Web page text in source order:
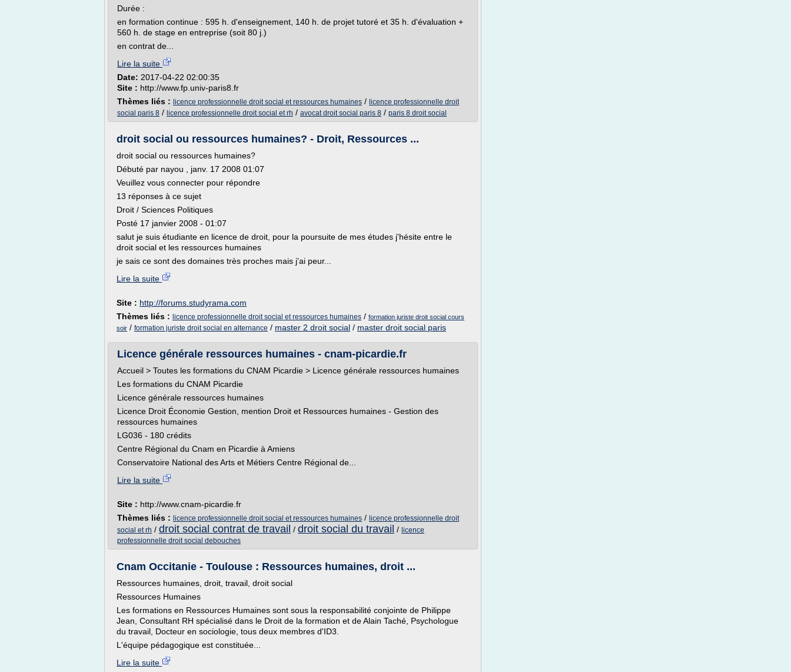
Durée :
en formation continue : 595 h. d'enseignement, 140 h. de projet tutoré et 35 h. d'évaluation +
560 h. de stage en entreprise (soit 80 j.)
en contrat de...
Lire la suite
Date: 2017-04-22 02:00:35
Site : http://www.fp.univ-paris8.fr
Thèmes liés : licence professionnelle droit social et ressources humaines / licence professionnelle droit
social paris 8 / licence professionnelle droit social et rh / avocat droit social paris 8 / paris 8 droit social
droit social ou ressources humaines? - Droit, Ressources ...
droit social ou ressources humaines?
Débuté par nayou , janv. 17 2008 01:07
Veuillez vous connecter pour répondre
13 réponses à ce sujet
Droit / Sciences Politiques
Posté 17 janvier 2008 - 01:07
salut je suis étudiante en licence de droit, pour la poursuite de mes études j'hésite entre le
droit social et les ressources humaines
je sais ce sont des domaines très proches mais j'ai peur...
Lire la suite
Site : http://forums.studyrama.com
Thèmes liés : licence professionnelle droit social et ressources humaines / formation juriste droit social cours
soir / formation juriste droit social en alternance / master 2 droit social / master droit social paris
Licence générale ressources humaines - cnam-picardie.fr
Accueil > Toutes les formations du CNAM Picardie > Licence générale ressources humaines
Les formations du CNAM Picardie
Licence générale ressources humaines
Licence Droit Économie Gestion, mention Droit et Ressources humaines - Gestion des
ressources humaines
LG036 - 180 crédits
Centre Régional du Cnam en Picardie à Amiens
Conservatoire National des Arts et Métiers Centre Régional de...
Lire la suite
Site : http://www.cnam-picardie.fr
Thèmes liés : licence professionnelle droit social et ressources humaines / licence professionnelle droit
social et rh / droit social contrat de travail / droit social du travail / licence
professionnelle droit social debouches
Cnam Occitanie - Toulouse : Ressources humaines, droit ...
Ressources humaines, droit, travail, droit social
Ressources Humaines
Les formations en Ressources Humaines sont sous la responsabilité conjointe de Philippe
Jean, Consultant RH spécialisé dans le Droit de la formation et de Alain Taché, Psychologue
du travail, Docteur en sociologie, tous deux membres d'ID3.
L'équipe pédagogique est constituée...
Lire la suite